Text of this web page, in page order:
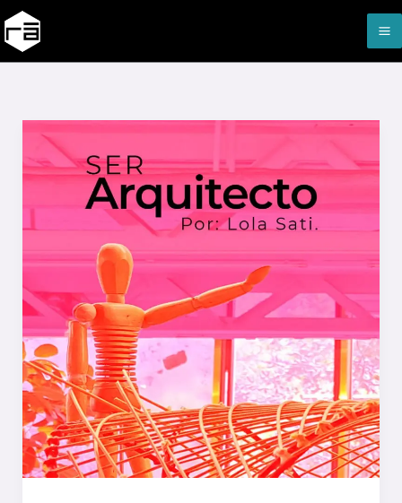
al
contenido
Ser
arquitecto